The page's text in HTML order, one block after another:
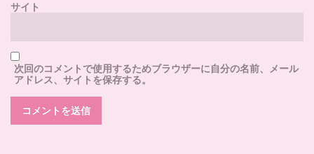
サイト
次回のコメントで使用するためブラウザーに自分の名前、メール
アドレス、サイトを保存する。